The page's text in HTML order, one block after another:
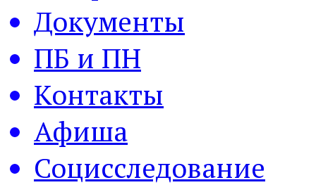
Документы
ПБ и ПН
Контакты
Афиша
Социсследование